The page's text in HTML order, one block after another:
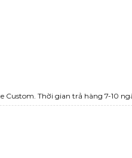
Custom. Thời gian trả hàng 7-10